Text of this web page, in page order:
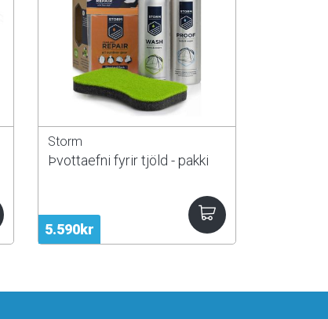
5.590kr
Storm
Þvottaefni fyrir tjöld - pakki